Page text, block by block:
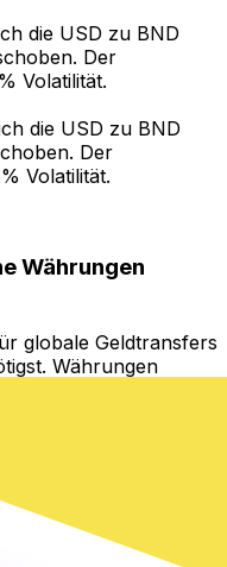
die USD zu BND
Der
Volatilität.
die USD zu BND
Der
Volatilität.
Währungen
globale Geldtransfers
Währungen
einrichten und
versteckte